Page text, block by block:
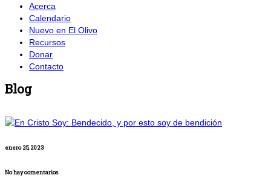
Acerca
Calendario
Nuevo en El Olivo
Recursos
Donar
Contacto
Blog
enero 25, 2023
No hay comentarios